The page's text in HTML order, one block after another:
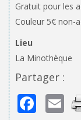
Gratuit pour les
Couleur 5€ non-
Lieu
La Minothèque
Partager :